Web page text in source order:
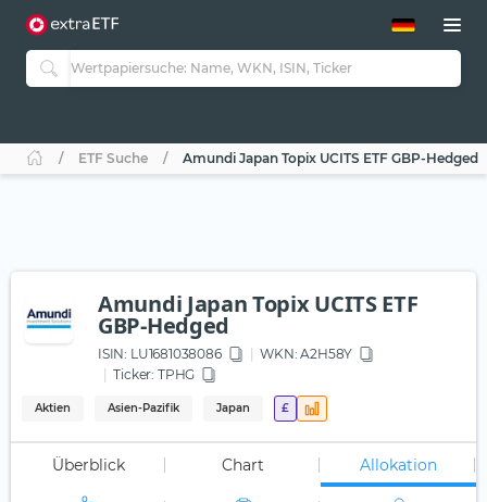
ETF-Guide 2.0
Guide Aktive ETFs
ETF-Sparpläne
ETF Suche Amundi Japan Topix UCITS ETF GBP-Hedged
Amundi Japan Topix UCITS ETF
GBP-Hedged
ISIN: LU1681038086 WKN: A2H58Y
Ticker: TPHG
Aktien Asien-Pazifik Japan £
Überblick Chart Allokation